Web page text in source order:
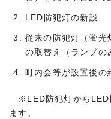
LED防犯灯の新設
従来の防犯灯（蛍光
の取替え（ランプの
町内会等が設置後の
※LED防犯灯からLED
ます。